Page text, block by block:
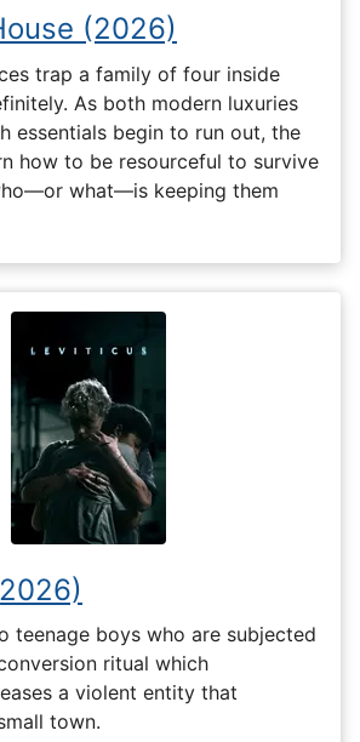
(2026)
trap a family of four inside
As both modern luxuries
essentials begin to run out, the
how to be resourceful to survive
what—is keeping them
teenage boys who are subjected
ritual which
a violent entity that
town.